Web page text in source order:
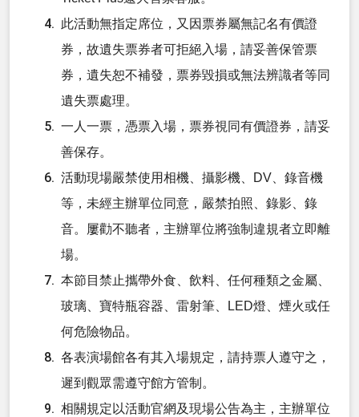
此活動無指定席位，又因票券屬無記名有價證
券，故遺失票券者可拒絕入場，請妥善保管票
券，遺失恕不補發，票券毀損或無法辨識者等同
遺失票處理。
一人一票，憑票入場，票券視同有價證券，請妥
善保存。
活動現場嚴禁使用相機、攝影機、DV、錄音機
等，未經主辦單位同意，嚴禁拍照、錄影、錄
音。屢勸不聽者，主辦單位將強制違規者立即離
場。
本節目禁止攜帶外食、飲料、任何種類之金屬、
玻璃、寶特瓶容器、雷射筆、LED燈、煙火或任
何危險物品。
各表演場館各有其入場規定，請持票人遵守之，
遲到觀眾需遵守館方管制。
相關規定以活動官網及現場公告為主，主辦單位